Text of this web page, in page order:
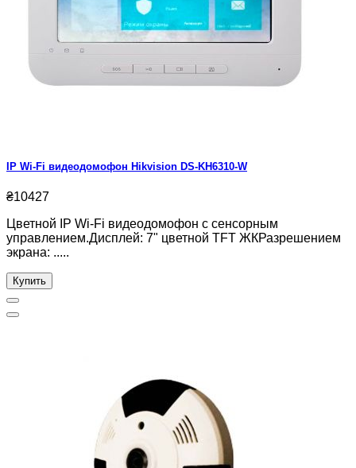
IP Wi-Fi видеодомофон Hikvision DS-KH6310-W
₴10427
Цветной IP Wi-Fi видеодомофон с сенсорным
управлением.Дисплей: 7" цветной TFT ЖКРазрешением
экрана: .....
Купить